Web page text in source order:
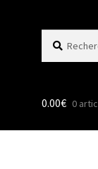
pour :
0.00€ 0